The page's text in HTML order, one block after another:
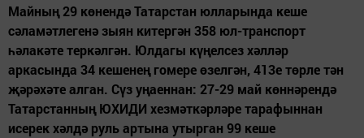
Майның 29 көнендә Татарстан юлларында кеше
сәламәтлегенә зыян китергән 358 юл-транспорт
һәлакәте теркәлгән. Юлдагы күңелсез хәлләр
аркасында 34 кешенең гомере өзелгән, 413е төрле тән
җәрәхәте алган. Сүз уңаеннан: 27-29 май көннәрендә
Татарстанның ЮХИДИ хезмәткәрләре тарафыннан
исерек хәлдә руль артына утырган 99 кеше